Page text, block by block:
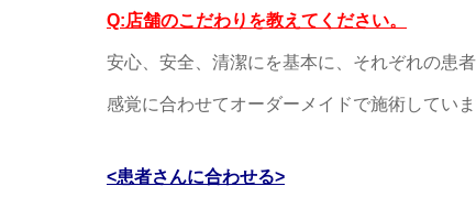
Q:店舗のこだわりを教えてください。
安心、安全、清潔にを基本に、それぞれの患者
感覚に合わせてオーダーメイドで施術していま
<患者さんに合わせる>